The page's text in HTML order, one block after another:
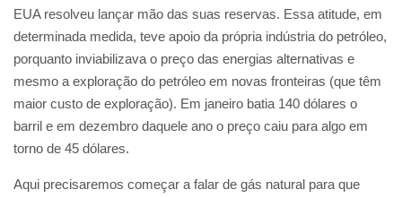
EUA resolveu lançar mão das suas reservas. Essa atitude, em
determinada medida, teve apoio da própria indústria do petróleo,
porquanto inviabilizava o preço das energias alternativas e
mesmo a exploração do petróleo em novas fronteiras (que têm
maior custo de exploração). Em janeiro batia 140 dólares o
barril e em dezembro daquele ano o preço caiu para algo em
torno de 45 dólares.
Aqui precisaremos começar a falar de gás natural para que